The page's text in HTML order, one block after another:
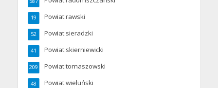
Powiat rawski
19
Powiat sieradzki
52
Powiat skierniewicki
41
Powiat tomaszowski
209
Powiat wieluński
48